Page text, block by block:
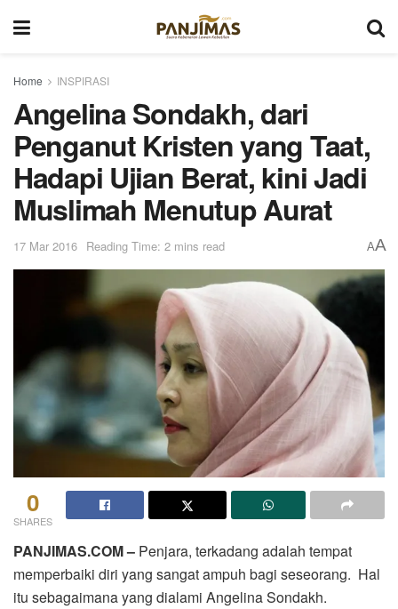
Home INSPIRASI
Angelina Sondakh, dari
Penganut Kristen yang Taat,
Hadapi Ujian Berat, kini Jadi
Muslimah Menutup Aurat
17 Mar 2016 Reading Time: 2 mins read AA
0
SHARES
PANJIMAS.COM – Penjara, terkadang adalah tempat
memperbaiki diri yang sangat ampuh bagi seseorang. Hal
itu sebagaimana yang dialami Angelina Sondakh.